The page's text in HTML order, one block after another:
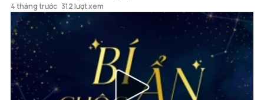
4 tháng trước 312 lượt xem